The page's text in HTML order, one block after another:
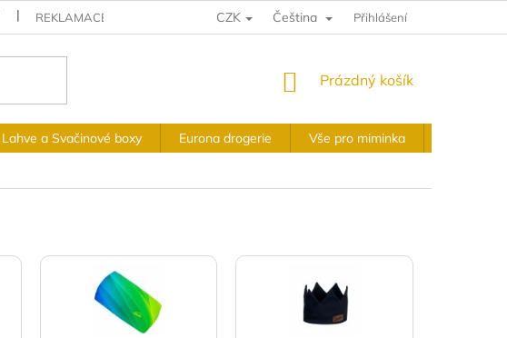
REKLAMACE A VRÁCENÍ VÝKUPNÍ PODMÍNKY OBCHODNÍ PODMÍNKY
CZK Čeština Přihlášení
NÁKUPNÍ
Prázdný košík
Lahve a Svačinové boxy Eurona drogerie Vše pro miminka